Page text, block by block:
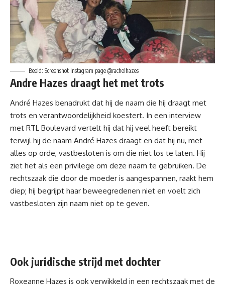
Beeld: Screenshot Instagram page @rachelhazes
Andre Hazes draagt het met trots
André Hazes benadrukt dat hij de naam die hij draagt met
trots en verantwoordelijkheid koestert. In een interview
met RTL Boulevard vertelt hij dat hij veel heeft bereikt
terwijl hij de naam André Hazes draagt en dat hij nu, met
alles op orde, vastbesloten is om die niet los te laten. Hij
ziet het als een privilege om deze naam te gebruiken. De
rechtszaak die door de moeder is aangespannen, raakt hem
diep; hij begrijpt haar beweegredenen niet en voelt zich
vastbesloten zijn naam niet op te geven.
Ook juridische strijd met dochter
Roxeanne Hazes is ook verwikkeld in een rechtszaak met de